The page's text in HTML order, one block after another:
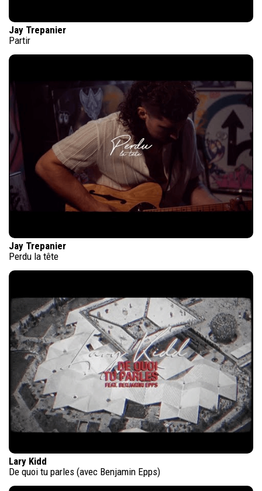
Jay Trepanier
Partir
Jay Trepanier
Perdu la tête
Lary Kidd
De quoi tu parles (avec Benjamin Epps)